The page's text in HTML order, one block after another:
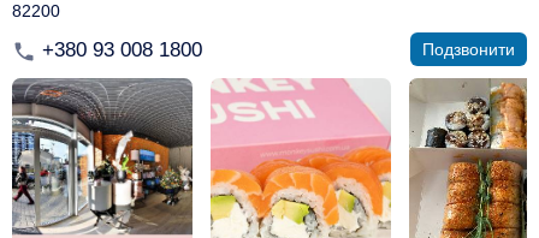
82200
+380 93 008 1800 Подзвонити